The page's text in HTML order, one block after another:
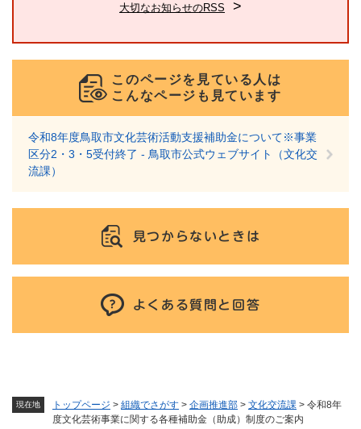
現在地 トップページ > 組織でさがす > 企画推進部 > 文化交流課 > 令和8年
度文化芸術事業に関する各種補助金（助成）制度のご案内
大切なお知らせのRSS
このページを見ている人は
こんなページも見ています
令和8年度鳥取市文化芸術活動支援補助金について※事業
区分2・3・5受付終了 - 鳥取市公式ウェブサイト（文化交
流課）
見つからないときは
よくある質問と回答